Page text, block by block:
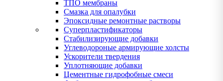
ТПО мембраны
Смазка для опалубки
Эпоксидные ремонтные растворы
Суперпластификаторы
Стабилизирующие добавки
Углеводороные армирующие холсты
Ускорители твердения
Уплотняющие добавки
Цементные гидрофобные смеси